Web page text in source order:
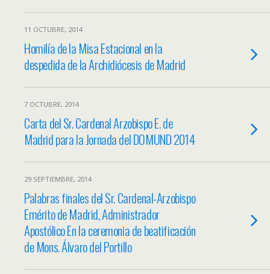
11 OCTUBRE, 2014
Homilía de la Misa Estacional en la
despedida de la Archidiócesis de Madrid
7 OCTUBRE, 2014
Carta del Sr. Cardenal Arzobispo E. de
Madrid para la Jornada del DOMUND 2014
29 SEPTIEMBRE, 2014
Palabras finales del Sr. Cardenal-Arzobispo
Emérito de Madrid, Administrador
Apostólico En la ceremonia de beatificación
de Mons. Álvaro del Portillo